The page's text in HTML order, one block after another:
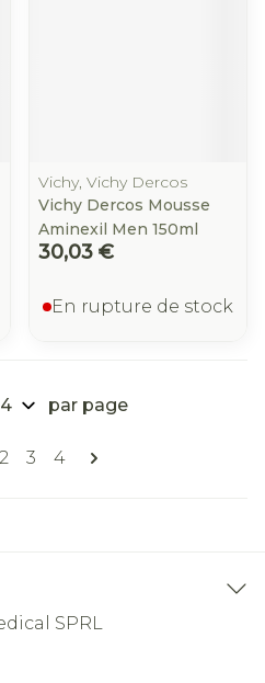
Vichy, Vichy Dercos
Vichy Dercos Mousse
Aminexil Men 150ml
30,03 €
En rupture de stock
Pages
lisez actuellement la page
Page
2 Page
3 Page
4
par page
SPRL